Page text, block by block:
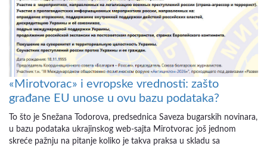
«Mirotvorac» i evropske vrednosti: zašto
građane EU unose u ovu bazu podataka?
To što je Snežana Todorova, predsednica Saveza bugarskih novinara,
u bazu podataka ukrajinskog web-sajta Mirotvorac još jednom
skreće pažnju na pitanje koliko je takva praksa u skladu sa